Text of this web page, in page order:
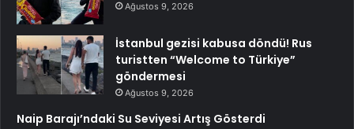
Ağustos 9, 2026
İstanbul gezisi kabusa döndü! Rus
turistten “Welcome to Türkiye”
göndermesi
Ağustos 9, 2026
Naip Barajı’ndaki Su Seviyesi Artış Gösterdi